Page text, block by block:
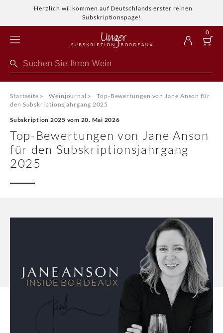
Herzlich willkommen auf Deutschlands erster reinen
Subskriptionspage!
0
Startseite > Weinjournal >
Top-Bewertungen von Jane Anson für
den Subskriptionsjahrgang 2025
Subskription 2025 vom 20. Mai 2026
Top-Bewertungen von Jane Anson
für den Subskriptionsjahrgang
2025